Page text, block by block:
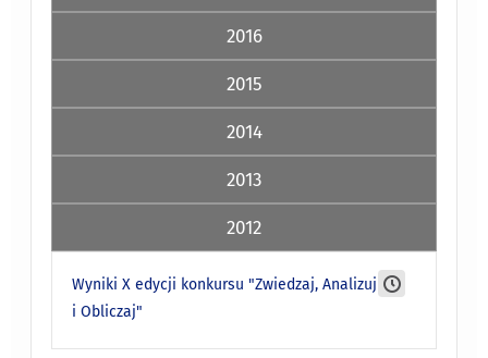
2016
2015
2014
2013
2012
Wyniki X edycji konkursu "Zwiedzaj, Analizuj
i Obliczaj"